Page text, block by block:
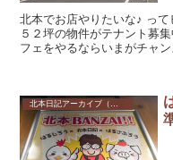
北本でお店やりたいな♪ っ
５２坪の物件がテナント募
フェをやるならいまがチャ
北本日記アーカイブ（記録保存）